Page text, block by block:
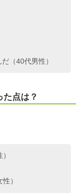
（40代男性）
点は？
）